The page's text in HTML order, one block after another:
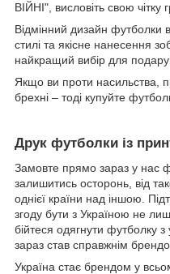
ВІЙНІ", висловіть свою
Відмінний дизайн футболки
стилі та якісне нанесення
найкращий вибір для
Якщо ви проти насильства,
брехні – тоді купуйте
Друк футболки із
Замовте прямо зараз у нас
залишитись осторонь, від
однієї країни над іншою.
згоду бути з Україною не
бійтеся одягнути футболку
зараз став справжнім
Україна стає брендом у